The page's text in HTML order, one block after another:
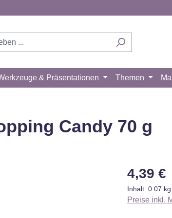
& Präsentationen Themen
Candy 70 g
Regulärer
4,39 €
Inhalt: 0.07 kg
Preise inkl.